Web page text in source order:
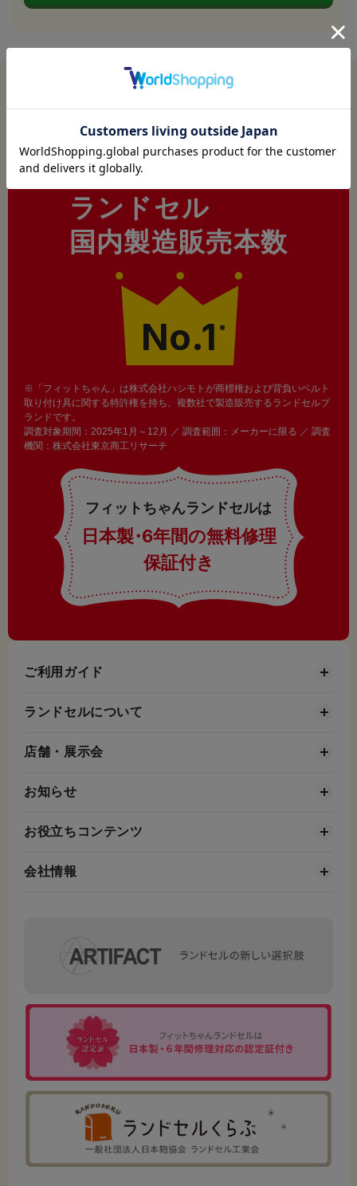
今年も
フィットちゃんはおかげさまで
ランドセル
国内製造販売本数
No.1 ※
※「フィットちゃん」は株式会社ハシモトが商標権および背負いベルト
取り付け具に関する特許権を持ち、複数社で製造販売するランドセルブ
ランドです。
調査対象期間：2025年1月～12月 ／ 調査範囲：メーカーに限る ／ 調査
機関：株式会社東京商工リサーチ
フィットちゃんランドセルは
日本製・6年間の無料修理
保証付き
ご利用ガイド
ランドセルについて
店舗・展示会
お知らせ
お役立ちコンテンツ
会社情報